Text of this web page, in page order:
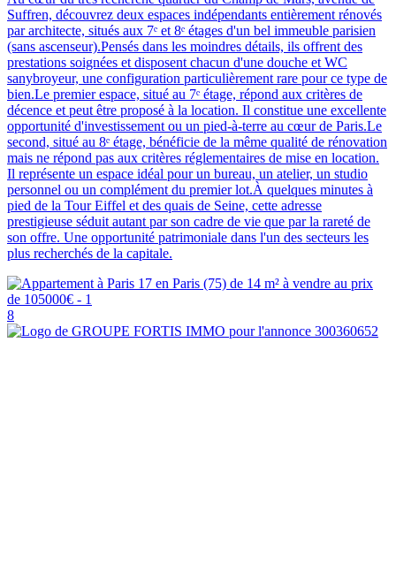
Suffren, découvrez deux espaces indépendants entièrement rénovés
par architecte, situés aux 7ᵉ et 8ᵉ étages d'un bel immeuble parisien
(sans ascenseur).Pensés dans les moindres détails, ils offrent des
prestations soignées et disposent chacun d'une douche et WC
sanybroyeur, une configuration particulièrement rare pour ce type de
bien.Le premier espace, situé au 7ᵉ étage, répond aux critères de
décence et peut être proposé à la location. Il constitue une excellente
opportunité d'investissement ou un pied-à-terre au cœur de Paris.Le
second, situé au 8ᵉ étage, bénéficie de la même qualité de rénovation
mais ne répond pas aux critères réglementaires de mise en location.
Il représente un espace idéal pour un bureau, un atelier, un studio
personnel ou un complément du premier lot.À quelques minutes à
pied de la Tour Eiffel et des quais de Seine, cette adresse
prestigieuse séduit autant par son cadre de vie que par la rareté de
son offre. Une opportunité patrimoniale dans l'un des secteurs les
plus recherchés de la capitale.
8